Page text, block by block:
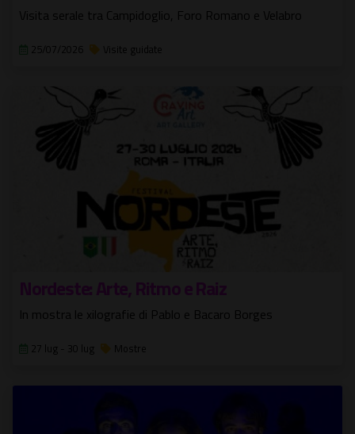
Visita serale tra Campidoglio, Foro Romano e Velabro
25/07/2026 Visite guidate
Nordeste: Arte, Ritmo e Raiz
In mostra le xilografie di Pablo e Bacaro Borges
27 lug - 30 lug Mostre